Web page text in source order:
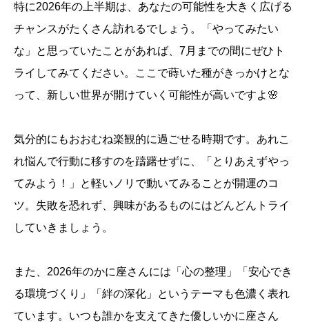
特に2026年の上半期は、あなたの可能性を大きく広げる
チャンスがたくさん訪れるでしょう。「やってみたい
な」と思っていたことがあれば、7月までの間にぜひト
ライしてみてください。ここで蒔いた種がきっかけとな
って、新しい世界が開けていく可能性が高いですよ🌸
気分的にもおおむね楽観的に過ごせる時期です。あれこ
れ悩んで行動に移すのを躊躇せずに、「とりあえずやっ
てみよう！」と軽いノリで動いてみることが開運のコ
ツ。失敗を恐れず、興味があるものにはどんどんトライ
していきましょう。
また、2026年のかに座さんには「心の整理」「安心でき
る環境づくり」「絆の深化」というテーマも色濃く表れ
ています。いつも誰かを支えてきた優しいかに座さん